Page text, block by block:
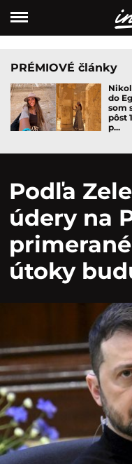
PRÉMIOVÉ články
do
som
pôst
p...
Podľa
údery na
útoky